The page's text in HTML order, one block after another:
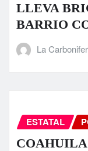
LLEVA
BARRIO
La
ESTATAL